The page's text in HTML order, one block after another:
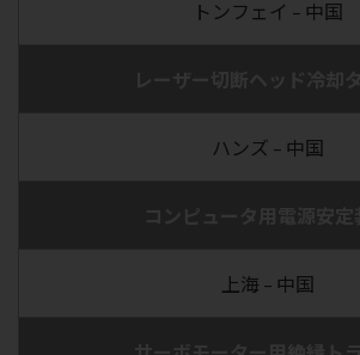
トンフェイ – 中国
ハンズ – 中国
上海 – 中国